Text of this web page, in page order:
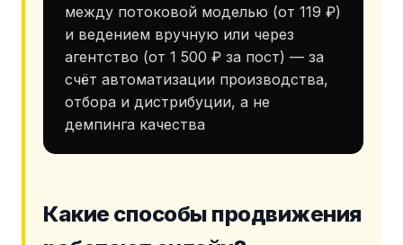
между потоковой моделью (от 119 ₽)
и ведением вручную или через
агентство (от 1 500 ₽ за пост) — за
счёт автоматизации производства,
отбора и дистрибуции, а не
демпинга качества
Какие способы продвижения